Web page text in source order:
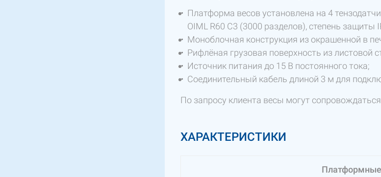
Платформа весов установлена ​​на 4
OIML R60 C3 (3000 разделов), степень защиты
Моноблочная конструкция из окрашенной в
Рифлёная грузовая поверхность из листовой
Источник питания до 15 В постоянного тока;
Соединительный кабель длиной 3 м для
По запросу клиента весы могут
ХАРАКТЕРИСТИКИ
Платформные